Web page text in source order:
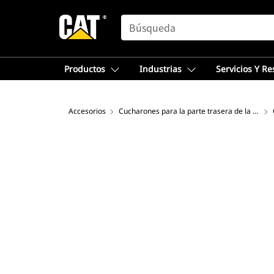
SEARCH
Productos Industrias Servicios Y
Accesorios Cucharones para la parte trasera de la retroexcavadora